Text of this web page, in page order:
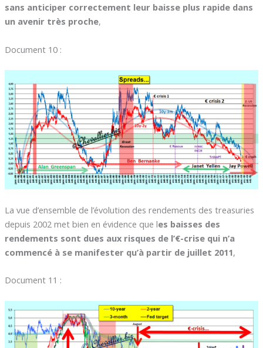
sans anticiper correctement leur baisse plus rapide dans
un avenir très proche,
Document 10 :
La vue d’ensemble de l’évolution des rendements des treasuries
depuis 2002 met bien en évidence que les baisses des
rendements sont dues aux risques de l’€-crise qui n’a
commencé à se manifester qu’à partir de juillet 2011,
Document 11 :